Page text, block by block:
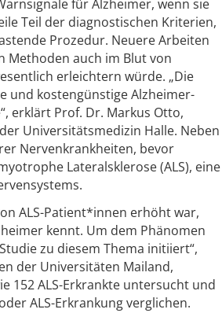
für Alzheimer, wenn sie
Teil der diagnostischen Kriterien,
Prozedur. Neuere Arbeiten
Methoden auch im Blut von
erleichtern würde. „Die
und kostengünstige Alzheimer-
erklärt Prof. Dr. Markus Otto,
Universitätsmedizin Halle. Neben
Nervenkrankheiten, bevor
Lateralsklerose (ALS), eine
ALS-Patient*innen erhöht war,
kennt. Um dem Phänomen
zu diesem Thema initiiert“,
der Universitäten Mailand,
152 ALS-Erkrankte untersucht und
ALS-Erkrankung verglichen.